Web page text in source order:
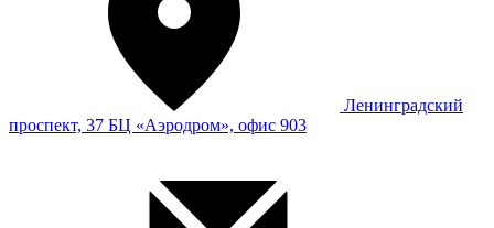
Ленинградский
проспект, 37 БЦ «Аэродром», офис 903